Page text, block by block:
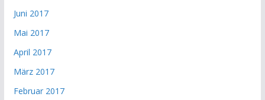
Juni 2017
Mai 2017
April 2017
März 2017
Februar 2017